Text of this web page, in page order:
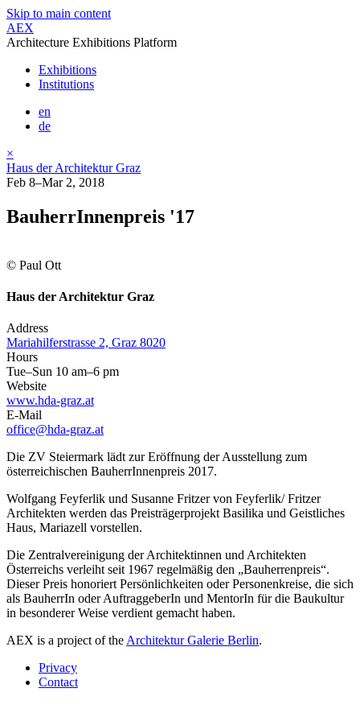
Skip to main content
AEX
Architecture Exhibitions Platform
Exhibitions
Institutions
en
de
×
Haus der Architektur Graz
Feb 8–Mar 2, 2018
BauherrInnenpreis '17
© Paul Ott
Haus der Architektur Graz
Address
Mariahilferstrasse 2, Graz 8020
Hours
Tue–Sun 10 am–6 pm
Website
www.hda-graz.at
E-Mail
office@hda-graz.at
Die ZV Steiermark lädt zur Eröffnung der Ausstellung zum
österreichischen BauherrInnenpreis 2017.
Wolfgang Feyferlik und Susanne Fritzer von Feyferlik/ Fritzer
Architekten werden das Preisträgerprojekt Basilika und Geistliches
Haus, Mariazell vorstellen.
Die Zentralvereinigung der Architektinnen und Architekten
Österreichs verleiht seit 1967 regelmäßig den „Bauherrenpreis“.
Dieser Preis honoriert Persönlichkeiten oder Personen­kreise, die sich
als BauherrIn oder AuftraggeberIn und MentorIn für die Baukultur
in besonderer Weise verdient gemacht haben.
AEX is a project of the Architektur Galerie Berlin.
Privacy
Contact